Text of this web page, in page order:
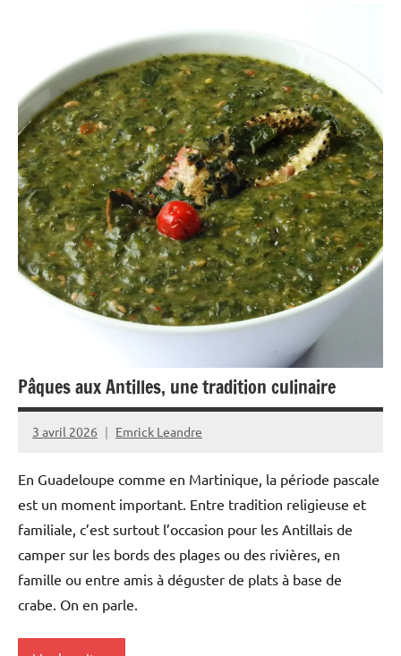
Blog
Caraïbe
Culture
Guadeloupe
Histoire
Martinique
Outremer
Société
Pâques aux Antilles, une tradition culinaire
3 avril 2026 Emrick Leandre
En Guadeloupe comme en Martinique, la période pascale
est un moment important. Entre tradition religieuse et
familiale, c’est surtout l’occasion pour les Antillais de
camper sur les bords des plages ou des rivières, en
famille ou entre amis à déguster de plats à base de
crabe. On en parle.